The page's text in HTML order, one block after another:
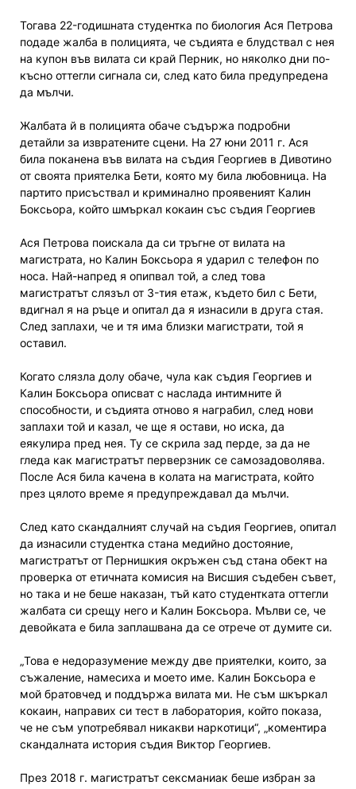
Тогава 22-годишната студентка по биология Ася Петрова
подаде жалба в полицията, че съдията е блудствал с нея
на купон във вилата си край Перник, но няколко дни по-
късно оттегли сигнала си, след като била предупредена
да мълчи.
Жалбата й в полицията обаче съдържа подробни
детайли за извратените сцени. На 27 юни 2011 г. Ася
била поканена във вилата на съдия Георгиев в Дивотино
от своята приятелка Бети, която му била любовница. На
партито присъствал и криминално проявеният Калин
Боксьора, който шмъркал кокаин със съдия Георгиев
Ася Петрова поискала да си тръгне от вилата на
магистрата, но Калин Боксьора я ударил с телефон по
носа. Най-напред я опипвал той, а след това
магистратът слязъл от 3-тия етаж, където бил с Бети,
вдигнал я на ръце и опитал да я изнасили в друга стая.
След заплахи, че и тя има близки магистрати, той я
оставил.
Когато слязла долу обаче, чула как съдия Георгиев и
Калин Боксьора описват с наслада интимните й
способности, и съдията отново я награбил, след нови
заплахи той и казал, че ще я остави, но иска, да
еякулира пред нея. Ту се скрила зад перде, за да не
гледа как магистратът перверзник се самозадоволява.
После Ася била качена в колата на магистрата, който
през цялото време я предупреждавал да мълчи.
След като скандалният случай на съдия Георгиев, опитал
да изнасили студентка стана медийно достояние,
магистратът от Пернишкия окръжен съд стана обект на
проверка от етичната комисия на Висшия съдебен съвет,
но така и не беше наказан, тъй като студентката оттегли
жалбата си срещу него и Калин Боксьора. Мълви се, че
девойката е била заплашвана да се отрече от думите си.
„Това е недоразумение между две приятелки, които, за
съжаление, намесиха и моето име. Калин Боксьора е
мой братовчед и поддържа вилата ми. Не съм шкъркал
кокаин, направих си тест в лаборатория, който показа,
че не съм употребявал никакви наркотици“, „коментира
скандалната история съдия Виктор Георгиев.
През 2018 г. магистратът сексманиак беше избран за